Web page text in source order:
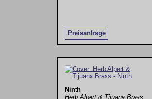
Preisanfrage
Ninth
Herb Alpert & Tijuana Brass